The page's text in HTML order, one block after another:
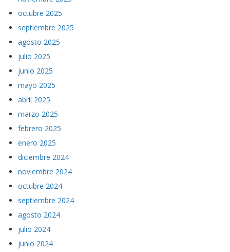
octubre 2025
septiembre 2025
agosto 2025
julio 2025
junio 2025
mayo 2025
abril 2025
marzo 2025
febrero 2025
enero 2025
diciembre 2024
noviembre 2024
octubre 2024
septiembre 2024
agosto 2024
julio 2024
junio 2024